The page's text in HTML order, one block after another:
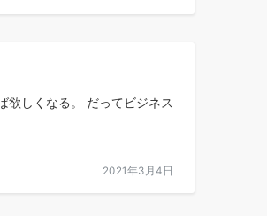
欲しくなる。 だってビジネス
2021年3月4日